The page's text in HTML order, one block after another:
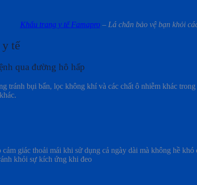
Khẩu trang y tế Famapro– Lá chắn bảo vệ bạn khỏi
y tế
qua đường hô hấp
tránh bụi bẩn, lọc không khí và các chất ô nhiễm khác
giác thoải mái khi sử dụng cả ngày dài mà không hề
khỏi sự kích ứng khi đeo